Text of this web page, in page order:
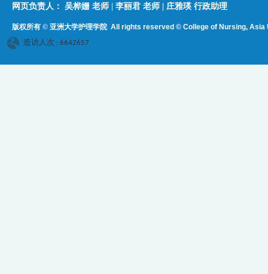
网页负责人：​​​ ​吴桦姗 老师 | 李丽君 老师 | 庄雅瑛 行政助理
版权所有 © 亚洲大学护理学院All rights reserved © College of Nursing, Asia
造访人次 : 6642657